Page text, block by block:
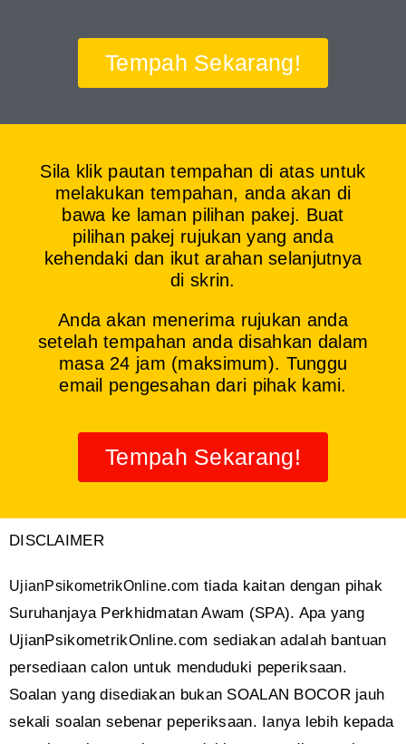
Tempah Sekarang!
Sila klik pautan tempahan di atas untuk
melakukan tempahan, anda akan di
bawa ke laman pilihan pakej. Buat
pilihan pakej rujukan yang anda
kehendaki dan ikut arahan selanjutnya
di skrin.
Anda akan menerima rujukan anda
setelah tempahan anda disahkan dalam
masa 24 jam (maksimum). Tunggu
email pengesahan dari pihak kami.
Tempah Sekarang!
DISCLAIMER
UjianPsikometrikOnline.com tiada kaitan dengan pihak
Suruhanjaya Perkhidmatan Awam (SPA). Apa yang
UjianPsikometrikOnline.com sediakan adalah bantuan
persediaan calon untuk menduduki peperiksaan.
Soalan yang disediakan bukan SOALAN BOCOR jauh
sekali soalan sebenar peperiksaan. Ianya lebih kepada